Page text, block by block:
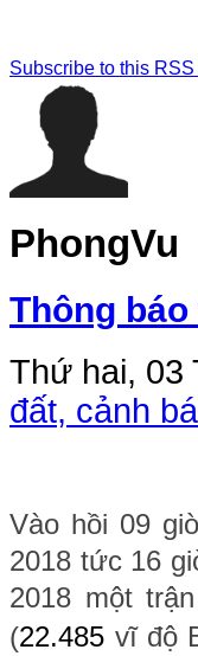
Subscribe to this RSS
PhongVu
Thông
Thứ hai, 03
đất, cảnh
Vào hồi 09
2018 tức 16
2018 một
(22.485 vĩ độ